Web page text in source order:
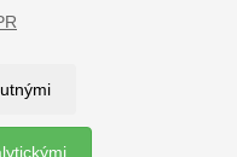
na tomto serveru je
ČR, z. s.